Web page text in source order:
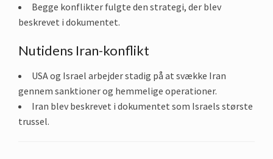
Begge konflikter fulgte den strategi, der blev
beskrevet i dokumentet.
Nutidens Iran-konflikt
USA og Israel arbejder stadig på at svække Iran
gennem sanktioner og hemmelige operationer.
Iran blev beskrevet i dokumentet som Israels største
trussel.